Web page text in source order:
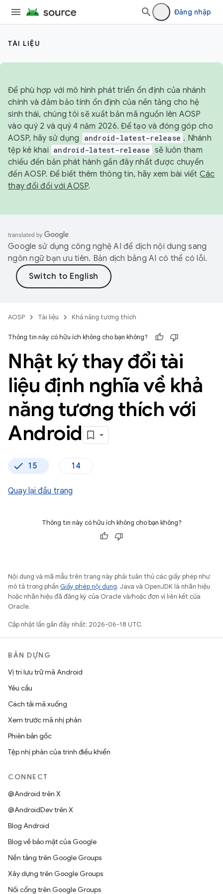
Đăng nhập
TÀI LIỆU
Để phù hợp với mô hình phát triển ổn định của nhánh
chính và đảm bảo tính ổn định của nền tảng cho hệ
sinh thái, chúng tôi sẽ xuất bản mã nguồn lên AOSP
vào quý 2 và quý 4 năm 2026. Để tạo và đóng góp cho
AOSP, hãy sử dụng
android-latest-release . Nhánh
tệp kê khai android-latest-release sẽ luôn tham
chiếu đến bản phát hành gần đây nhất được chuyển
đến AOSP. Để biết thêm thông tin, hãy xem bài viết Các
thay đổi đối với AOSP.
Google sử dụng công nghệ AI để dịch nội dung sang
ngôn ngữ bạn ưu tiên. Bản dịch bằng AI có thể có lỗi.
AOSP Tài liệu Khả năng tương thích
Thông tin này có hữu ích không cho bạn không?
Nhật ký thay đổi tài
liệu định nghĩa về khả
năng tương thích với
Android
15 14
Quay lại đầu trang
Thông tin này có hữu ích không cho bạn không?
Nội dung và mã mẫu trên trang này phải tuân thủ các giấy phép như
mô tả trong phần Giấy phép nội dung. Java và OpenJDK là nhãn hiệu
hoặc nhãn hiệu đã đăng ký của Oracle và/hoặc đơn vị liên kết của
Oracle.
Cập nhật lần gần đây nhất: 2026-06-18 UTC.
BẢN DỰNG
Vị trí lưu trữ mã Android
Yêu cầu
Cách tải mã xuống
Xem trước mã nhị phân
Phiên bản gốc
Tệp nhị phân của trình điều khiển
CONNECT
@Android trên X
@AndroidDev trên X
Blog Android
Blog về bảo mật của Google
Nền tảng trên Google Groups
Xây dựng trên Google Groups
Nối cổng trên Google Groups